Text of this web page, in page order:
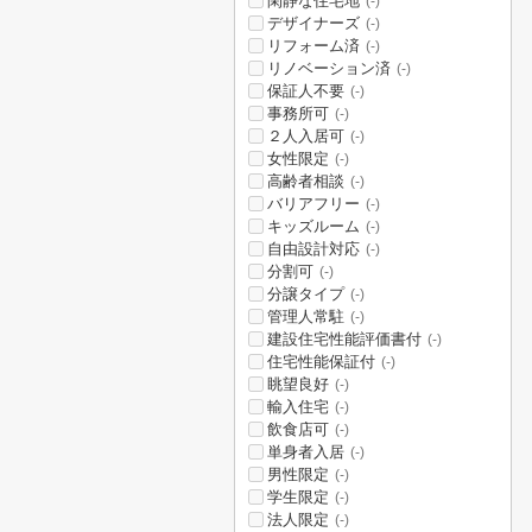
デザイナーズ (-)
リフォーム済 (-)
リノベーション済 (-)
保証人不要 (-)
事務所可 (-)
２人入居可 (-)
女性限定 (-)
高齢者相談 (-)
バリアフリー (-)
キッズルーム (-)
自由設計対応 (-)
分割可 (-)
分譲タイプ (-)
管理人常駐 (-)
建設住宅性能評価書付 (-)
住宅性能保証付 (-)
眺望良好 (-)
輸入住宅 (-)
飲食店可 (-)
単身者入居 (-)
男性限定 (-)
学生限定 (-)
法人限定 (-)